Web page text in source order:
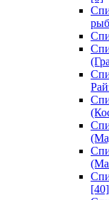
[40]